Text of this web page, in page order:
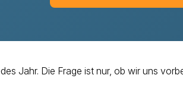
Jahr. Die Frage ist nur, ob wir uns